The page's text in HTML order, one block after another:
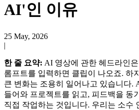
AI'인 이유
25 May, 2026
|
한 줄 요약: AI 영상에 관한 헤드라인
롬프트를 입력하면 클립이 나오죠. 하
큰 변화는 조용히 일어나고 있습니다.
들어와 프로젝트를 읽고, 피드백을 동
직접 작업하는 것입니다. 우리는 소수